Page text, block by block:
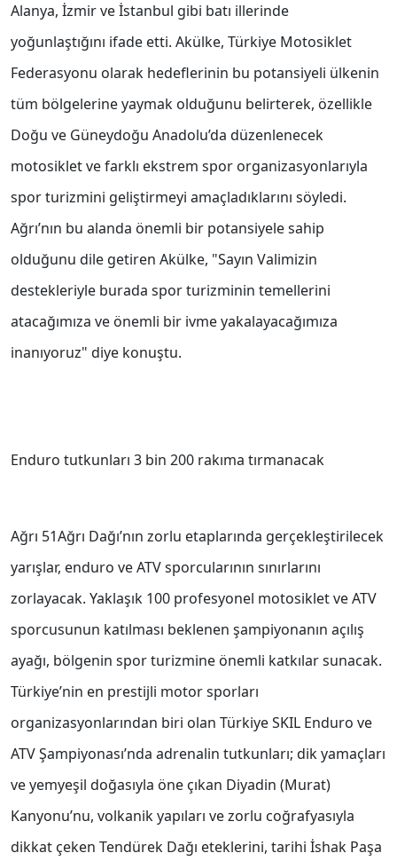
Alanya, İzmir ve İstanbul gibi batı illerinde
yoğunlaştığını ifade etti. Akülke, Türkiye Motosiklet
Federasyonu olarak hedeflerinin bu potansiyeli ülkenin
tüm bölgelerine yaymak olduğunu belirterek, özellikle
Doğu ve Güneydoğu Anadolu’da düzenlenecek
motosiklet ve farklı ekstrem spor organizasyonlarıyla
spor turizmini geliştirmeyi amaçladıklarını söyledi.
Ağrı’nın bu alanda önemli bir potansiyele sahip
olduğunu dile getiren Akülke, "Sayın Valimizin
destekleriyle burada spor turizminin temellerini
atacağımıza ve önemli bir ivme yakalayacağımıza
inanıyoruz" diye konuştu.
Enduro tutkunları 3 bin 200 rakıma tırmanacak
Ağrı 51Ağrı Dağı’nın zorlu etaplarında gerçekleştirilecek
yarışlar, enduro ve ATV sporcularının sınırlarını
zorlayacak. Yaklaşık 100 profesyonel motosiklet ve ATV
sporcusunun katılması beklenen şampiyonanın açılış
ayağı, bölgenin spor turizmine önemli katkılar sunacak.
Türkiye’nin en prestijli motor sporları
organizasyonlarından biri olan Türkiye SKIL Enduro ve
ATV Şampiyonası’nda adrenalin tutkunları; dik yamaçları
ve yemyeşil doğasıyla öne çıkan Diyadin (Murat)
Kanyonu’nu, volkanik yapıları ve zorlu coğrafyasıyla
dikkat çeken Tendürek Dağı eteklerini, tarihi İshak Paşa